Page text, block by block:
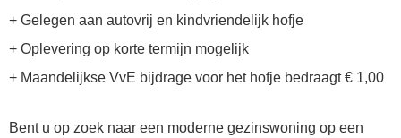
+ Gelegen aan autovrij en kindvriendelijk hofje
+ Oplevering op korte termijn mogelijk
+ Maandelijkse VvE bijdrage voor het hofje bedraagt € 1,00
Bent u op zoek naar een moderne gezinswoning op een